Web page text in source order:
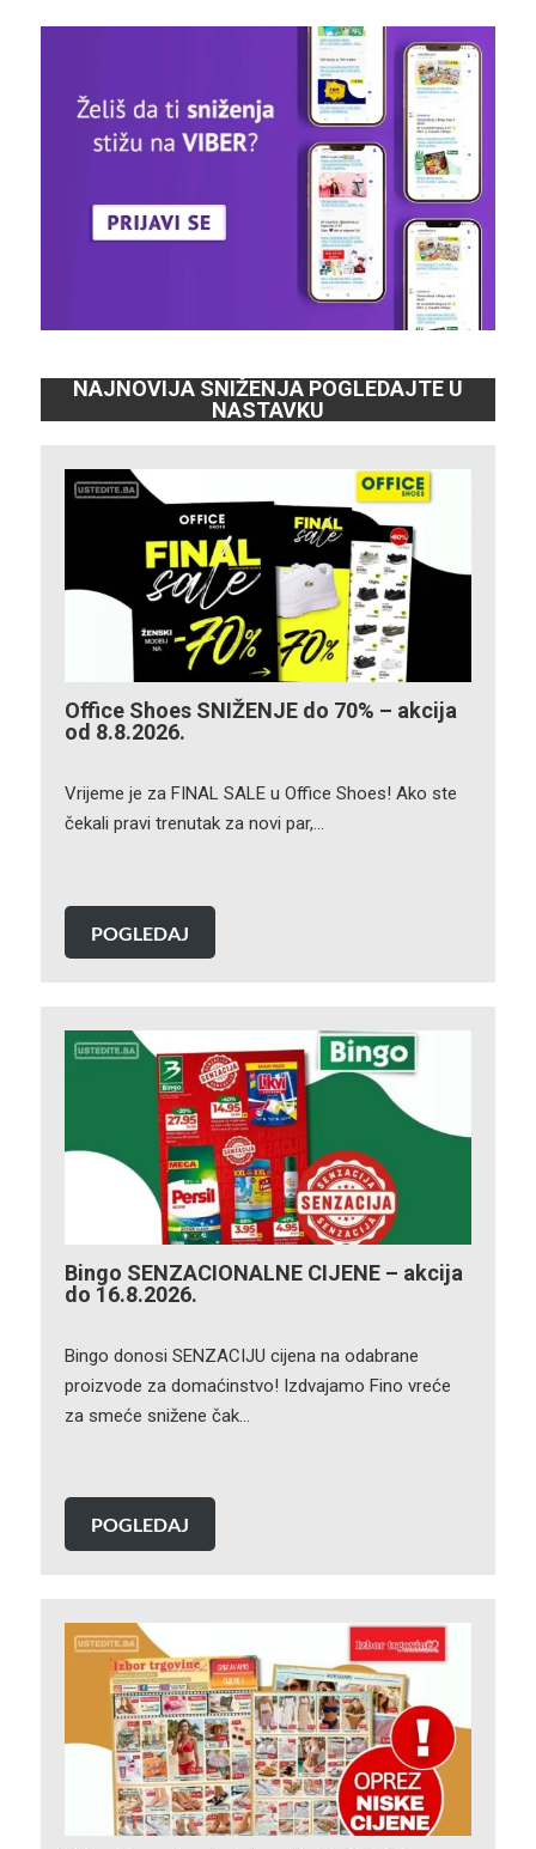
NAJNOVIJA SNIŽENJA POGLEDAJTE U
NASTAVKU
Office Shoes SNIŽENJE do 70% – akcija
od 8.8.2026.
Vrijeme je za FINAL SALE u Office Shoes! Ako ste
čekali pravi trenutak za novi par,…
POGLEDAJ
Bingo SENZACIONALNE CIJENE – akcija
do 16.8.2026.
Bingo donosi SENZACIJU cijena na odabrane
proizvode za domaćinstvo! Izdvajamo Fino vreće
za smeće snižene čak…
POGLEDAJ